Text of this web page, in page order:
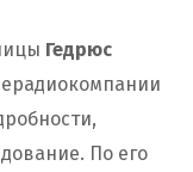
Гедрюс
По его